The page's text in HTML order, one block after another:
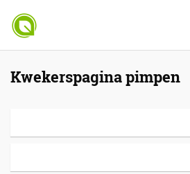
Kwekerspagina pimpen